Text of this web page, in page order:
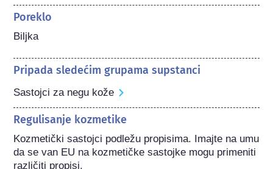
Poreklo
Biljka
Pripada sledećim grupama supstanci
Sastojci za negu kože
Regulisanje kozmetike
Kozmetički sastojci podležu propisima. Imajte na umu
da se van EU na kozmetičke sastojke mogu primeniti
različiti propisi.